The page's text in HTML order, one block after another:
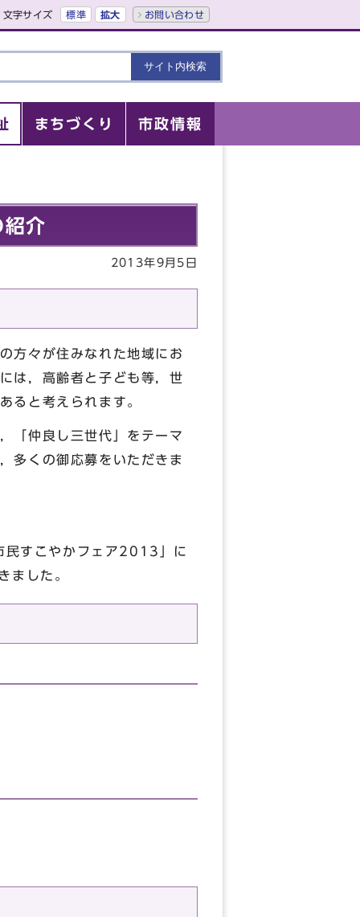
文字サイズ 標準 拡大 お問い合わせ
まちづくり 市政情報
介
2013年9月5日
方々が住みなれた地域にお
は，高齢者と子ども等，世
ると考えられます。
「仲良し三世代」をテーマ
多くの御応募をいただきま
すこやかフェア2013」に
ました。